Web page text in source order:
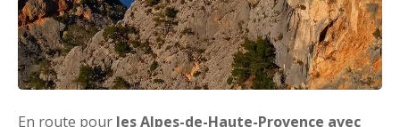
En route pour les Alpes-de-Haute-Provence avec